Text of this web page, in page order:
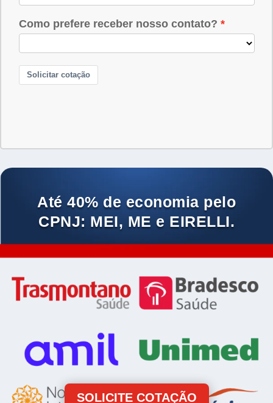
Até 40% de economia pelo
CPNJ: MEI, ME e EIRELLI.
SOLICITE COTAÇÃO